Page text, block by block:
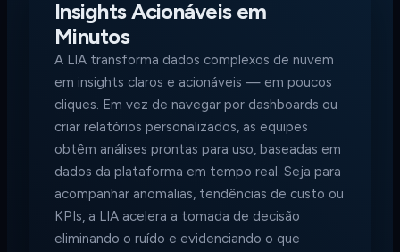
Insights Acionáveis em
Minutos
A LIA transforma dados complexos de nuvem
em insights claros e acionáveis — em poucos
cliques. Em vez de navegar por dashboards ou
criar relatórios personalizados, as equipes
obtêm análises prontas para uso, baseadas em
dados da plataforma em tempo real. Seja para
acompanhar anomalias, tendências de custo ou
KPIs, a LIA acelera a tomada de decisão
eliminando o ruído e evidenciando o que